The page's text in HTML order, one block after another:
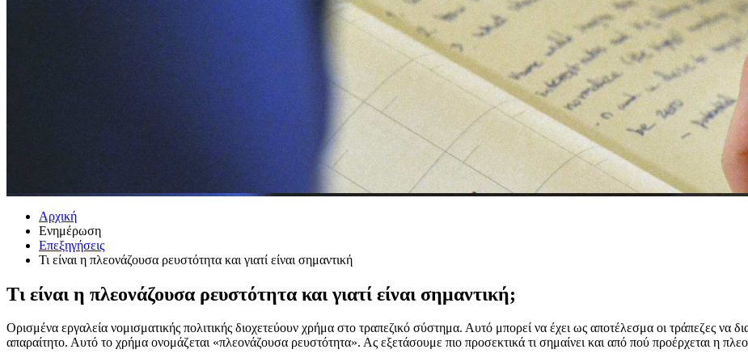
Αρχική
Ενημέρωση
Επεξηγήσεις
Τι είναι η πλεονάζουσα ρευστότητα και γιατί είναι σημαντική
Τι είναι η πλεονάζουσα ρευστότητα και γιατί είναι σημαντική;
Ορισμένα εργαλεία νομισματικής πολιτικής διοχετεύουν χρήμα στο τραπεζικό σύστημα. Αυτό μπορεί να έχει ως αποτέλεσμα οι τράπεζες να
απαραίτητο. Αυτό το χρήμα ονομάζεται «πλεονάζουσα ρευστότητα». Ας εξετάσουμε πιο προσεκτικά τι σημαίνει και από πού προέρχεται η